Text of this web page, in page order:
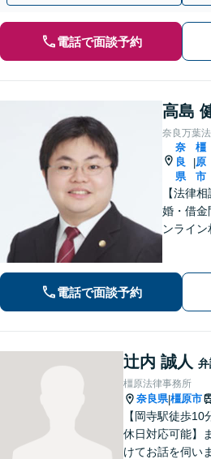
電話で面談予約
高島
奈良万葉
奈
良
県
|
橿
原
市
【法律
婚・借金
ンライン
ます。
電話で面談予約
辻内 誠人
橿原法律事務所
奈良県|橿原市
【岡寺駅徒歩10
休日対応可能】
けてお話を伺い